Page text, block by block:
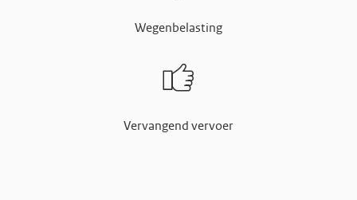
Wegenbelasting
Vervangend vervoer